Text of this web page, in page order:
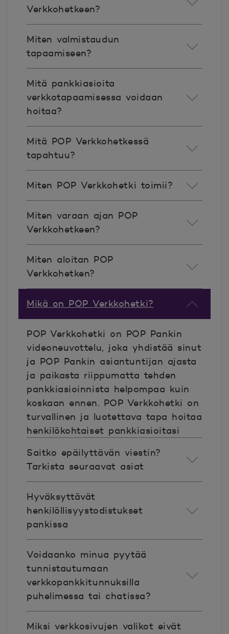
Verkkohetkeen?
Miten valmistaudun
tapaamiseen?
Mitä pankkiasioita
verkkotapaamisessa voidaan
hoitaa?
Mitä POP Verkkohetkessä
tapahtuu?
Miten POP Verkkohetki toimii?
Miten varaan ajan POP
Verkkohetkeen?
Miten aloitan POP
Verkkohetken?
Mikä on POP Verkkohetki?
POP Verkkohetki on POP Pankin
videoneuvottelu, joka yhdistää sinut
ja POP Pankin asiantuntijan ajasta
ja paikasta riippumatta tehden
pankkiasioinnista helpompaa kuin
koskaan ennen. POP Verkkohetki on
turvallinen ja luotettava tapa hoitaa
henkilökohtaiset pankkiasioitasi
Saitko epäilyttävän viestin?
Tarkista seuraavat asiat
Hyväksyttävät
henkilöllisyystodistukset
pankissa
Voidaanko minua pyytää
tunnistautumaan
verkkopankkitunnuksilla
puhelimessa tai chatissa?
Miksi verkkosivujen valikot eivät